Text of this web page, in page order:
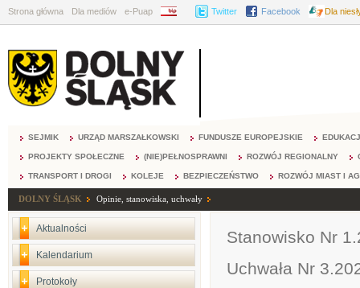
Strona główna Dla mediów e-Puap BIP Twitter Facebook Dla
SEJMIK URZĄD MARSZAŁKOWSKI FUNDUSZE EUROPEJSKIE
PROJEKTY SPOŁECZNE (NIE)PEŁNOSPRAWNI ROZWÓJ REGIONALNY
TRANSPORT I DROGI KOLEJE BEZPIECZEŃSTWO ROZWÓJ MIAST I
DOLNY ŚLĄSK Opinie, stanowiska, uchwały
Aktualności
Kalendarium
Protokoły
Stanowisko Nr
Uchwała Nr